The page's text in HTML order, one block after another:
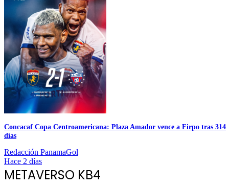
Concacaf Copa Centroamericana: Plaza Amador vence a Firpo tras 314
días
Redacción PanamaGol
Hace 2 días
METAVERSO KB4